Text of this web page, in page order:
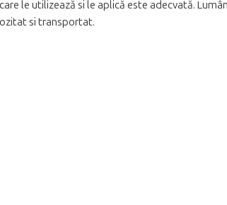
le utilizează si le aplică este adecvată.
si transportat.